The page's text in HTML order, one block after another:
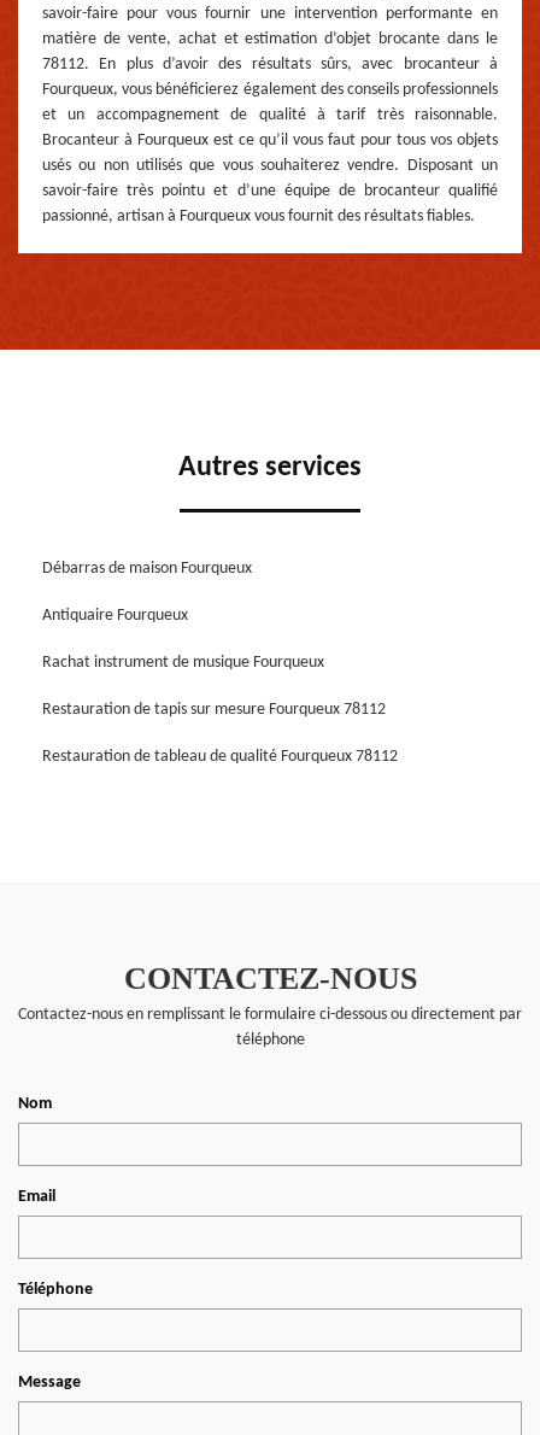
savoir-faire pour vous fournir une intervention performante en
matière de vente, achat et estimation d’objet brocante dans le
78112. En plus d’avoir des résultats sûrs, avec brocanteur à
Fourqueux, vous bénéficierez également des conseils professionnels
et un accompagnement de qualité à tarif très raisonnable.
Brocanteur à Fourqueux est ce qu’il vous faut pour tous vos objets
usés ou non utilisés que vous souhaiterez vendre. Disposant un
savoir-faire très pointu et d’une équipe de brocanteur qualifié
passionné, artisan à Fourqueux vous fournit des résultats fiables.
Autres services
Débarras de maison Fourqueux
Antiquaire Fourqueux
Rachat instrument de musique Fourqueux
Restauration de tapis sur mesure Fourqueux 78112
Restauration de tableau de qualité Fourqueux 78112
CONTACTEZ-NOUS
Contactez-nous en remplissant le formulaire ci-dessous ou directement par
téléphone
Nom
Email
Téléphone
Message